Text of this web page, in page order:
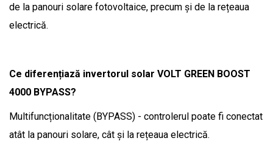
de la panouri solare fotovoltaice, precum și de la rețeaua
electrică.
Ce diferențiază invertorul solar VOLT GREEN BOOST
4000 BYPASS?
Multifuncționalitate (BYPASS) - controlerul poate fi conectat
atât la panouri solare, cât și la rețeaua electrică.